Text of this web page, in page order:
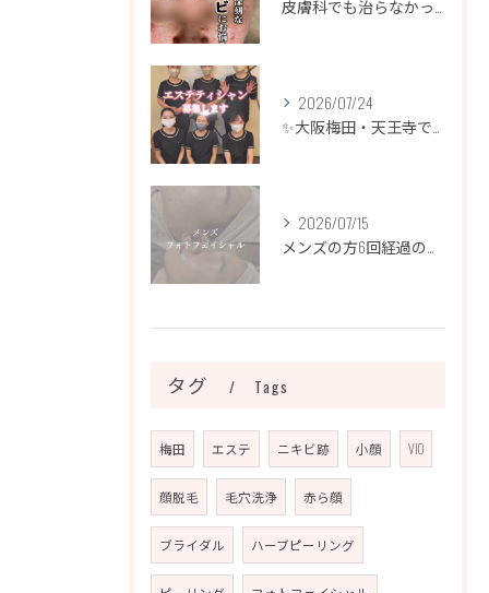
皮膚科でも治らなかったニキビ、諦めるのはまだ早いです！
2026/07/24
✨大阪梅田・天王寺でエステティシャン募集✨
2026/07/15
メンズの方6回経過のお写真になります📷✨
タグ Tags
梅田 エステ ニキビ跡 小顔 VIO
顔脱毛 毛穴洗浄 赤ら顔
ブライダル ハーブピーリング